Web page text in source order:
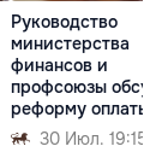
Руководство
министерства
финансов и
профсоюзы
реформу оплаты
труда30 Июл. 19:15